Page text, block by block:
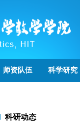
师资队伍 科学研究
科研动态